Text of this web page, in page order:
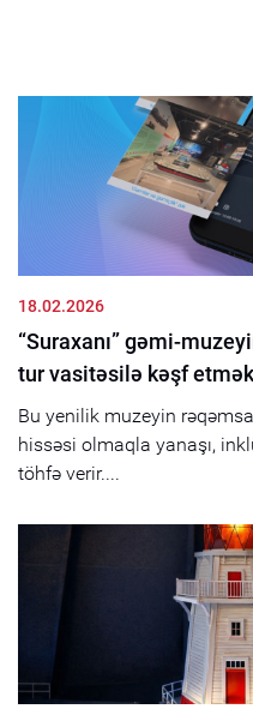
18.02.2026
“Suraxanı” gəmi-
tur vasitəsilə kəşf
Bu yenilik muzeyin
hissəsi olmaqla yanaşı,
töhfə verir....